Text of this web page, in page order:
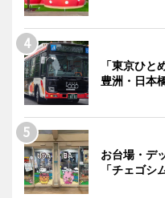
「東京ひ
豊洲・日本
お台場・デ
「チェゴシ